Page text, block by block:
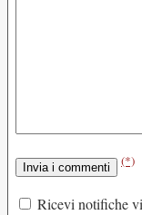
(*)
Ricevi notifiche